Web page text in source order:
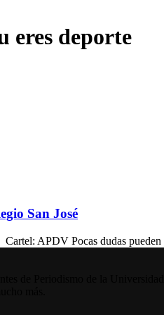
eres deporte
San José
APDV Pocas dudas pueden